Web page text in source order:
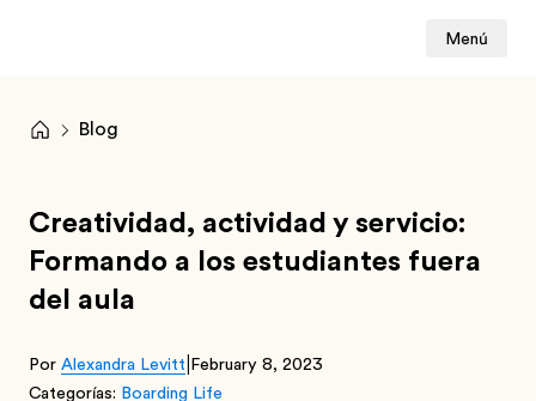
Menú
Blog
Creatividad, actividad y servicio:
Formando a los estudiantes fuera
del aula
Por Alexandra Levitt February 8, 2023
Categorías: Boarding Life